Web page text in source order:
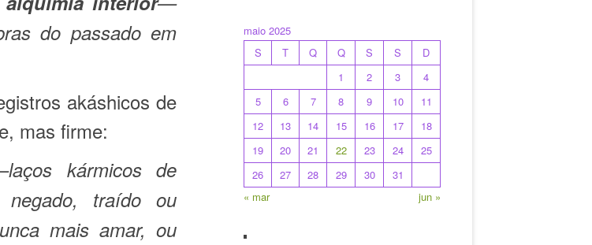
do passado em
akáshicos de
mas firme:
kármicos de
traído ou
mais amar, ou
maio 2025
S
T Q Q S S
D
1
2 3
4
5
6 7 8 9 10
11
12
13 14 15 16 17
18
19
20 21 22 23 24
25
26
27 28 29 30
31
« mar
jun »